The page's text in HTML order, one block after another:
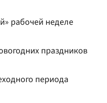
рабочей неделе
праздников
периода